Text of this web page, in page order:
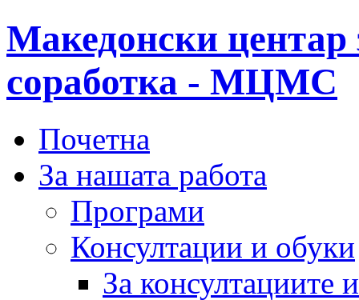
Македонски центар
соработка - МЦМС
Почетна
За нашата работа
Програми
Консултации и обуки
За консултациите